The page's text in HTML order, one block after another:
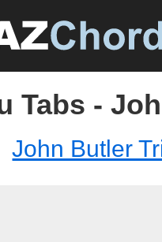
Tabs -
John Butler